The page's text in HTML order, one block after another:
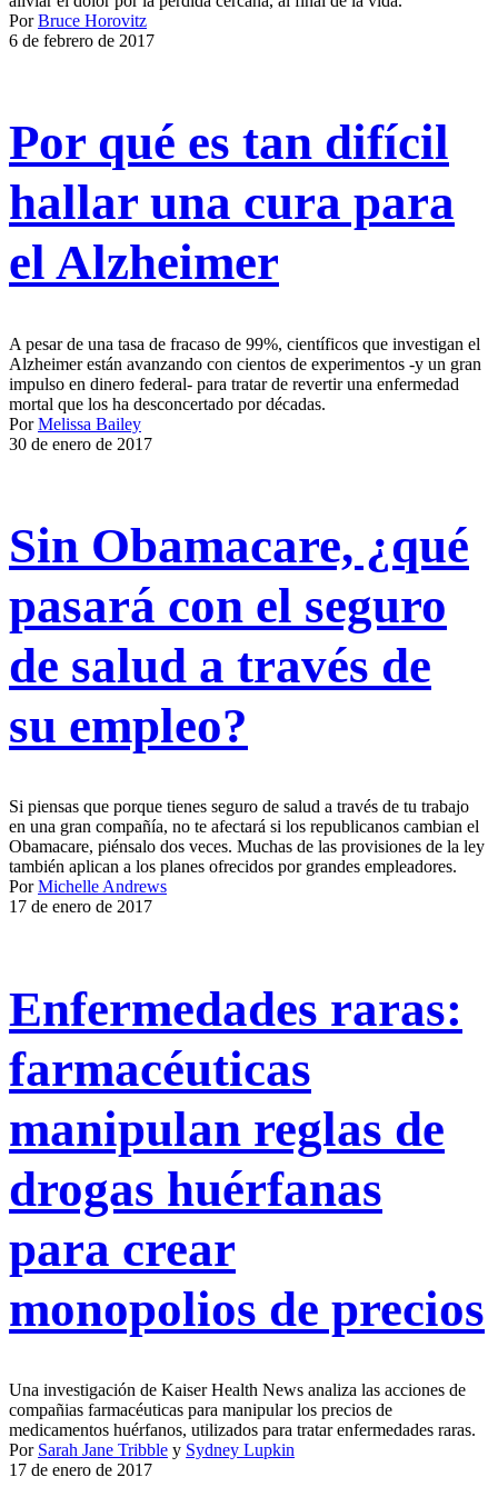
PorBruce Horovitz
6 de febrero de 2017
Por qué es tan difícil
hallar una cura para
el Alzheimer
A pesar de una tasa de fracaso de 99%, científicos que investigan el
Alzheimer están avanzando con cientos de experimentos -y un gran
impulso en dinero federal- para tratar de revertir una enfermedad
mortal que los ha desconcertado por décadas.
PorMelissa Bailey
30 de enero de 2017
Sin Obamacare, ¿qué
pasará con el seguro
de salud a través de
su empleo?
Si piensas que porque tienes seguro de salud a través de tu trabajo
en una gran compañía, no te afectará si los republicanos cambian el
Obamacare, piénsalo dos veces. Muchas de las provisiones de la ley
también aplican a los planes ofrecidos por grandes empleadores.
PorMichelle Andrews
17 de enero de 2017
Enfermedades raras:
farmacéuticas
manipulan reglas de
drogas huérfanas
para crear
monopolios de precios
Una investigación de Kaiser Health News analiza las acciones de
compañias farmacéuticas para manipular los precios de
medicamentos huérfanos, utilizados para tratar enfermedades raras.
Por Sarah Jane Tribble y Sydney Lupkin
17 de enero de 2017